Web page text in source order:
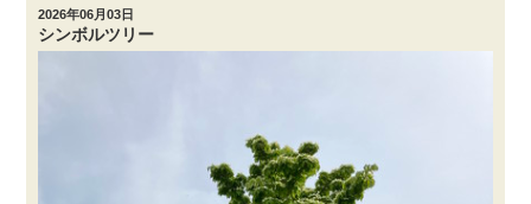
2026年06月03日
シンボルツリー